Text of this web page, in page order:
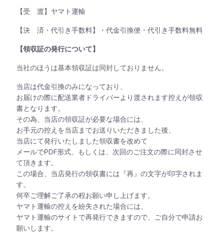
【受 渡】ヤマト運輸
【決 済・代引き手数料】・代金引換便・代引き手数料無料
【領収証の発行について】
当社のほうは基本領収証は同封しておりません。
当店は代金引換のみになっており、
お届けの際に配送業者ドライバーより渡されます控えが領収
書となります。
その為、当店の領収証が必要な場合には、
お手元の控えを当店までお送りいただきました後、
当店にて発行いたしました領収書を改めて
メールでPDF形式、もしくは、次回のご注文の際に同封させ
て頂きます。
この場合、当店発行の領収書には『再』の文字が印字されま
す。
何卒ご理解ご了承の程お願い申し上げます。
ヤマト運輸の控えを紛失された場合には、
ヤマト運輸のサイトで再発行できますので、ご自分で申請お
願いします。